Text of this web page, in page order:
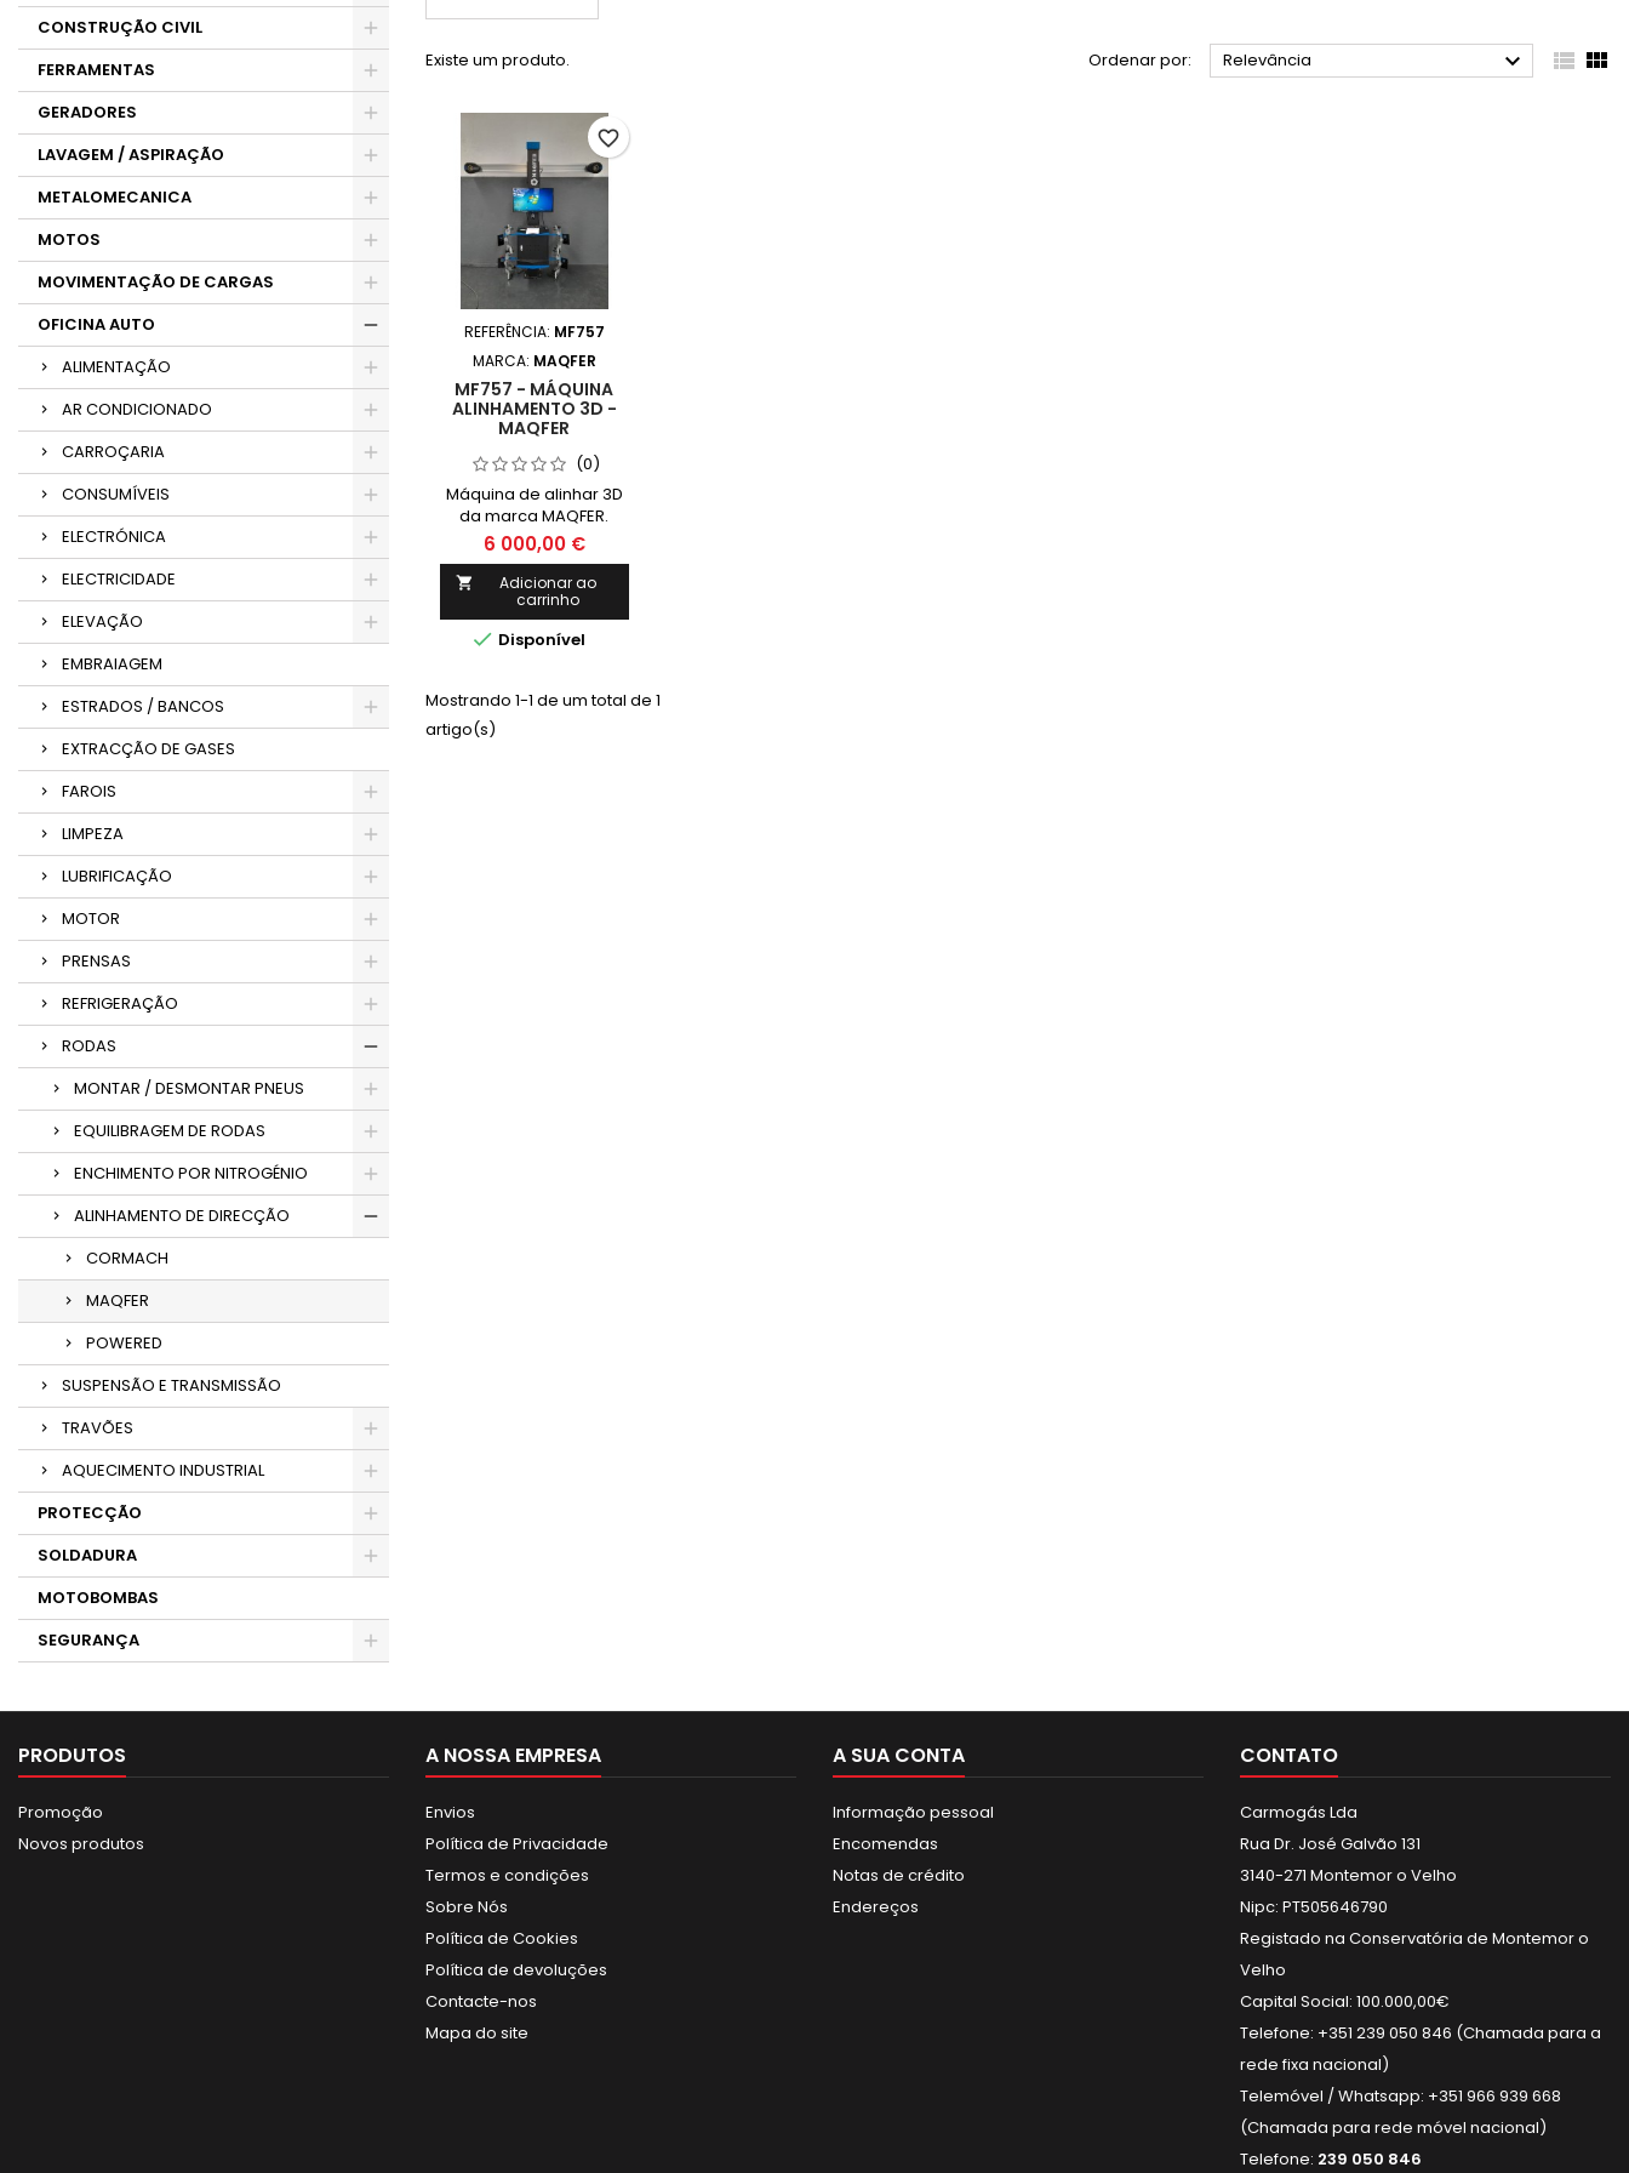
CONSTRUÇÃO CIVIL
FERRAMENTAS
GERADORES
LAVAGEM / ASPIRAÇÃO
METALOMECANICA
MOTOS
MOVIMENTAÇÃO DE CARGAS
OFICINA AUTO
ALIMENTAÇÃO
AR CONDICIONADO
CARROÇARIA
CONSUMÍVEIS
ELECTRÓNICA
ELECTRICIDADE
ELEVAÇÃO
EMBRAIAGEM
ESTRADOS / BANCOS
EXTRACÇÃO DE GASES
FAROIS
LIMPEZA
LUBRIFICAÇÃO
MOTOR
PRENSAS
REFRIGERAÇÃO
RODAS
MONTAR / DESMONTAR PNEUS
EQUILIBRAGEM DE RODAS
ENCHIMENTO POR NITROGÉNIO
ALINHAMENTO DE DIRECÇÃO
CORMACH
MAQFER
POWERED
SUSPENSÃO E TRANSMISSÃO
TRAVÕES
AQUECIMENTO INDUSTRIAL
PROTECÇÃO
SOLDADURA
MOTOBOMBAS
SEGURANÇA
Existe um produto. Ordenar por: Relevância   
REFERÊNCIA: MF757
MARCA: MAQFER
MF757 - MÁQUINA
ALINHAMENTO 3D -
MAQFER
(0)
Máquina de alinhar 3D
da marca MAQFER.
6 000,00 €

Adicionar ao
carrinho
 Disponível
favorite_border
Mostrando 1-1 de um total de 1
artigo(s)
PRODUTOS
Promoção
Novos produtos
A NOSSA EMPRESA
Envios
Política de Privacidade
Termos e condições
Sobre Nós
Política de Cookies
Política de devoluções
Contacte-nos
Mapa do site
A SUA CONTA
Informação pessoal
Encomendas
Notas de crédito
Endereços
CONTATO
Carmogás Lda
Rua Dr. José Galvão 131
3140-271 Montemor o Velho
Nipc: PT505646790
Registado na Conservatória de Montemor o
Velho
Capital Social: 100.000,00€
Telefone: +351 239 050 846 (Chamada para a
rede fixa nacional)
Telemóvel / Whatsapp: +351 966 939 668
(Chamada para rede móvel nacional)
Telefone: 239 050 846